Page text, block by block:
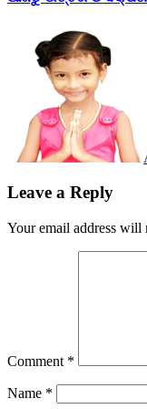
Leave a Reply
Your email address will
Comment *
Name *